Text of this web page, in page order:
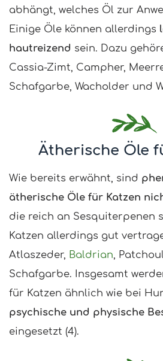
abhängt, welches Öl zur
Einige Öle können allerdings
hautreizend sein. Dazu
Cassia-Zimt, Campher,
Schafgarbe, Wacholder und
Ätherische Öle
Wie bereits erwähnt, sind
ätherische Öle für Katzen
die reich an Sesquiterpenen
Katzen allerdings gut
Atlaszeder, Baldrian,
Schafgarbe. Insgesamt
für Katzen ähnlich wie bei
psychische und physische
eingesetzt (4).